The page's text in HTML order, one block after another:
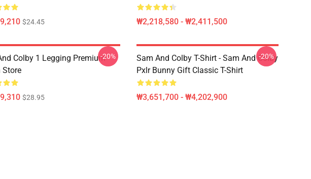
$24.45 ₩2,218,580 - ₩2,411,500
Colby 1 Legging Premium
Store
$28.95
-20%
Sam And Colby T-Shirt - Sam And Colby
Pxlr Bunny Gift Classic T-Shirt
₩3,651,700 - ₩4,202,900
-20%